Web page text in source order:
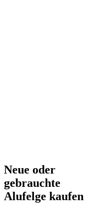
Neue oder
gebrauchte
Alufelge kaufen